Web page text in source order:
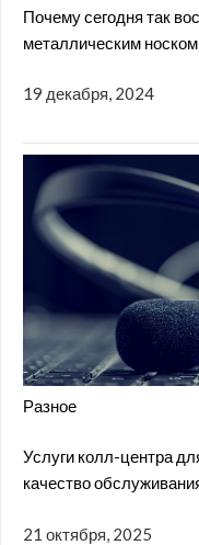
Почему сегодня так
металлическим носком
19 декабря, 2024
Разное
Услуги колл-центра
качество
21 октября, 2025